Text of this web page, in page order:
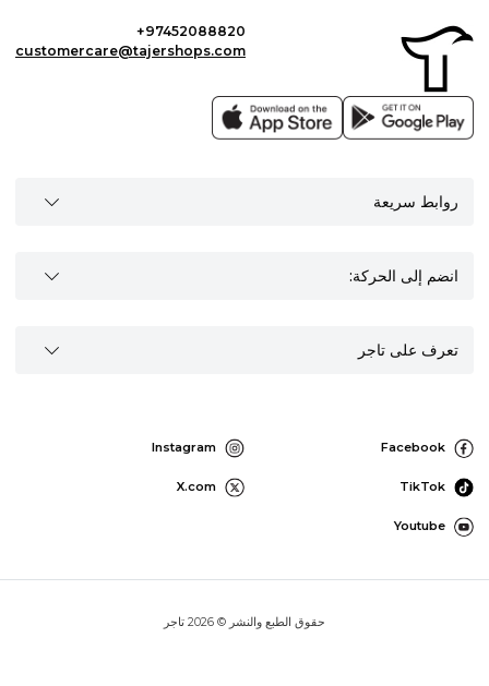
+97452088820
customercare@tajershops.com
روابط سريعة
انضم إلى الحركة:
تعرف على تاجر
Facebook
Instagram
TikTok
X.com
Youtube
حقوق الطبع والنشر © 2026 تاجر